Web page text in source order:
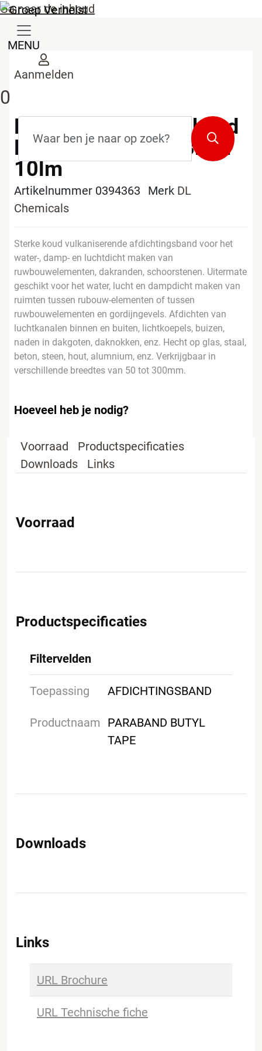
Ga naar de inhoud
MENU
Aanmelden
0
Zoeken
DL Chemicals Paraband
Butyl Tape 300x0,8mm
10lm
Artikelnummer 0394363 Merk DL
Chemicals
Sterke koud vulkaniserende afdichtingsband voor het
water-, damp- en luchtdicht maken van
ruwbouwelementen, dakranden, schoorstenen. Uitermate
geschikt voor het water, lucht en dampdicht maken van
ruimten tussen rubouw-elementen of tussen
ruwbouwelementen en gordijngevels. Afdichten van
luchtkanalen binnen en buiten, lichtkoepels, buizen,
naden in dakgoten, daknokken, enz. Hecht op glas, staal,
beton, steen, hout, alumnium, enz. Verkrijgbaar in
verschillende breedtes van 50 tot 300mm.
Hoeveel heb je nodig?
Voorraad
Productspecificaties
Downloads
Links
Voorraad
Productspecificaties
Filtervelden
Toepassing AFDICHTINGSBAND
Productnaam
PARABAND BUTYL
TAPE
Downloads
Links
URL Brochure
URL Technische fiche